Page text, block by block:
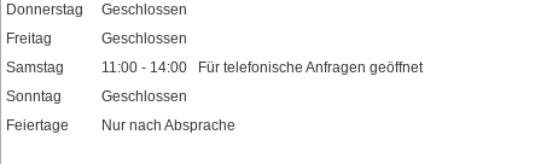
Donnerstag
Geschlossen
Freitag
Geschlossen
Samstag
11:00 - 14:00 Für telefonische Anfragen geöffnet
Sonntag
Geschlossen
Feiertage
Nur nach Absprache